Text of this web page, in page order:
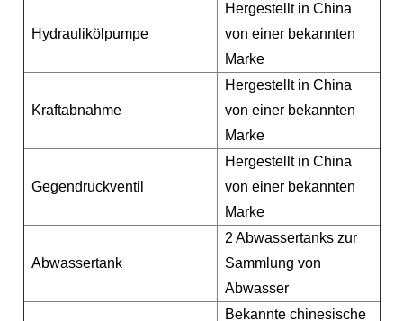
Hydraulikölpumpe
Hergestellt in China
von einer bekannten
Marke
Kraftabnahme
Hergestellt in China
von einer bekannten
Marke
Gegendruckventil
Hergestellt in China
von einer bekannten
Marke
Abwassertank
2 Abwassertanks zur
Sammlung von
Abwasser
Bekannte chinesische